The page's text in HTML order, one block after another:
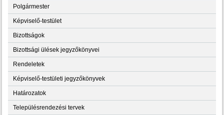
Polgármester
Képviselő-testület
Bizottságok
Bizottsági ülések jegyzőkönyvei
Rendeletek
Képviselő-testületi jegyzőkönyvek
Határozatok
Településrendezési tervek